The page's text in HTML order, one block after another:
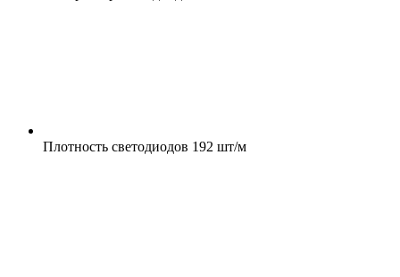
Плотность светодиодов 192 шт/м